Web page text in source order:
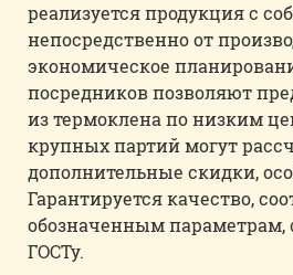
реализуется продукция с
непосредственно от
экономическое
посредников позволяют
из термоклена по низким
крупных партий могут
дополнительные скидки,
Гарантируется качество,
обозначенным параметрам,
ГОСТу.